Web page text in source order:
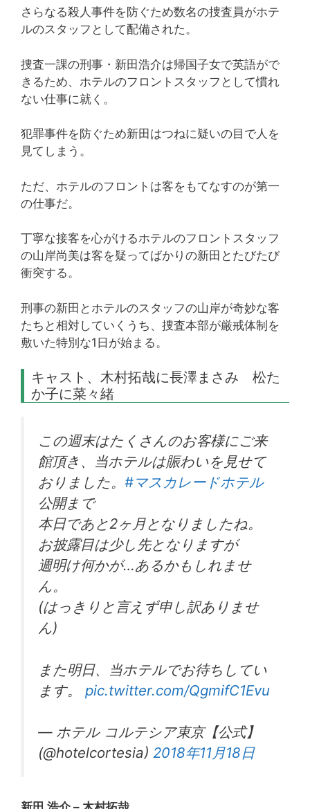
さらなる殺人事件を防ぐため数名の捜査員がホテ
ルのスタッフとして配備された。
捜査一課の刑事・新田浩介は帰国子女で英語がで
きるため、ホテルのフロントスタッフとして慣れ
ない仕事に就く。
犯罪事件を防ぐため新田はつねに疑いの目で人を
見てしまう。
ただ、ホテルのフロントは客をもてなすのが第一
の仕事だ。
丁寧な接客を心がけるホテルのフロントスタッフ
の山岸尚美は客を疑ってばかりの新田とたびたび
衝突する。
刑事の新田とホテルのスタッフの山岸が奇妙な客
たちと相対していくうち、捜査本部が厳戒体制を
敷いた特別な1日が始まる。
キャスト、木村拓哉に長澤まさみ 松た
か子に菜々緒
この週末はたくさんのお客様にご来
館頂き、当ホテルは賑わいを見せて
おりました。 #マスカレードホテル
公開まで
本日であと2ヶ月となりましたね。
お披露目は少し先となりますが
週明け何かが…あるかもしれませ
ん。
(はっきりと言えず申し訳ありませ
ん)
また明日、当ホテルでお待ちしてい
ます。 pic.twitter.com/QgmifC1Evu
— ホテル コルテシア東京【公式】
(@hotelcortesia) 2018年11月18日